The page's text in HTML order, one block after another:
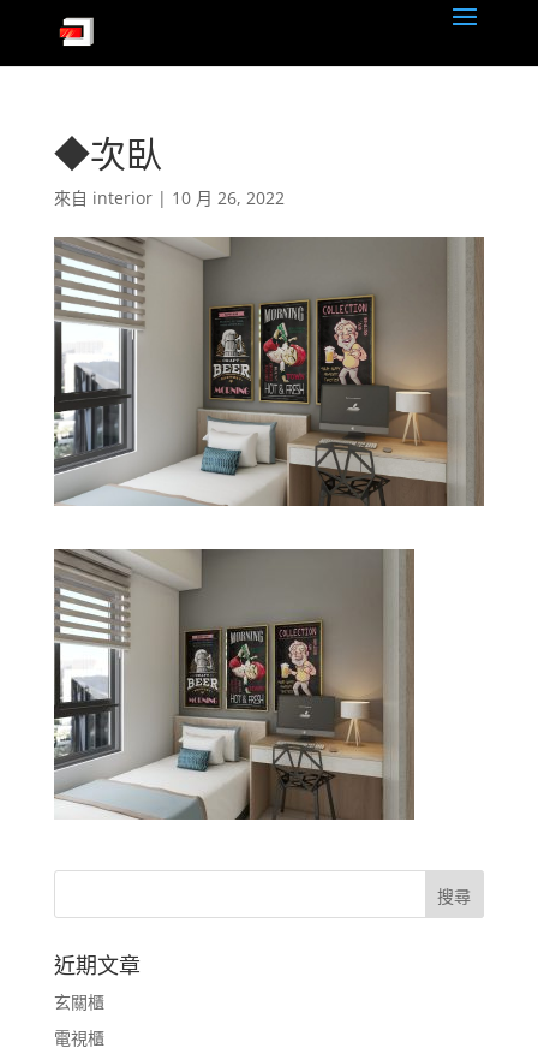
◆次臥
來自 interior| 10 月 26, 2022
近期文章
玄關櫃
電視櫃